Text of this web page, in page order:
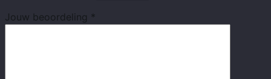
Jouw beoordeling *